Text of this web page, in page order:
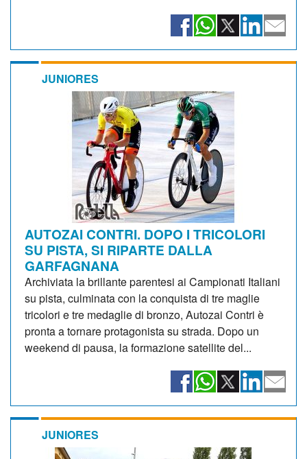
JUNIORES
AUTOZAI CONTRI. DOPO I TRICOLORI
SU PISTA, SI RIPARTE DALLA
GARFAGNANA
Archiviata la brillante parentesi ai Campionati Italiani
su pista, culminata con la conquista di tre maglie
tricolori e tre medaglie di bronzo, Autozai Contri è
pronta a tornare protagonista su strada. Dopo un
weekend di pausa, la formazione satellite del...
JUNIORES